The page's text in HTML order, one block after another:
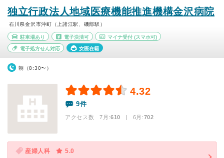
独立行政法人地域医療機能推進機構金沢病院
石川県金沢市沖町（上諸江駅、磯部駅）
駐車場あり 電子決済可 マイナ受付 (スマホ可)
電子処方せん対応 女医在籍
朝（8:30〜）
4.32
9件
アクセス数 7月:610 | 6月:702
産婦人科
5.0